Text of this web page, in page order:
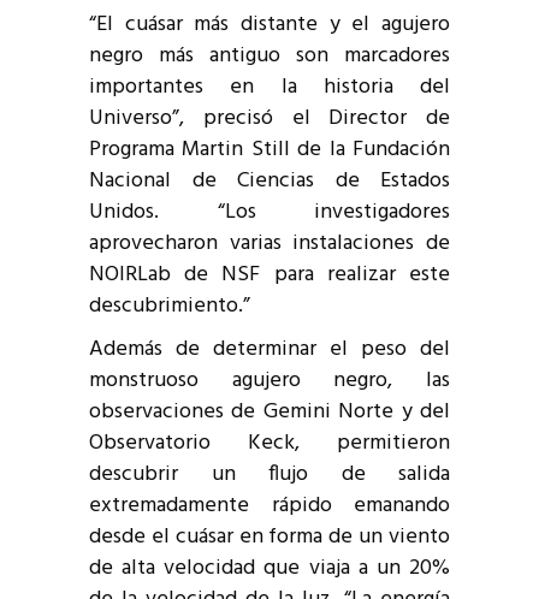
“El cuásar más distante y el agujero
negro más antiguo son marcadores
importantes en la historia del
Universo”, precisó el Director de
Programa Martin Still de la Fundación
Nacional de Ciencias de Estados
Unidos. “Los investigadores
aprovecharon varias instalaciones de
NOIRLab de NSF para realizar este
descubrimiento.”
Además de determinar el peso del
monstruoso agujero negro, las
observaciones de Gemini Norte y del
Observatorio Keck, permitieron
descubrir un flujo de salida
extremadamente rápido emanando
desde el cuásar en forma de un viento
de alta velocidad que viaja a un 20%